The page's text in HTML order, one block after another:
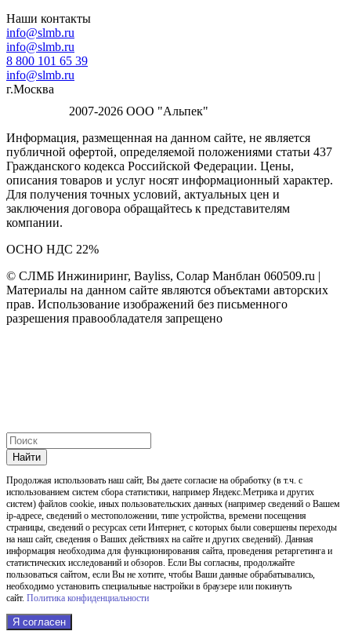
Наши контакты
info@slmb.ru
info@slmb.ru
8 800 101 65 39
info@slmb.ru
г.Москва
2007-2026 ООО "Альпек"
Информация, размещенная на данном сайте, не является
публичной офертой, определяемой положениями статьи 437
Гражданского кодекса Российской Федерации. Цены,
описания товаров и услуг носят информационный характер.
Для получения точных условий, актуальных цен и
заключения договора обращайтесь к представителям
компании.
ОСНО НДС 22%
© СЛМБ Инжиниринг, Bayliss, Солар Манблан 060509.ru |
Материалы на данном сайте являются объектами авторских
прав. Использование изображений без письменного
разрешения правообладателя запрещено
Найти
Продолжая использовать наш cайт, Вы даете согласие на обработку (в т.ч. с
использованием систем сбора статистики, например Яндекс.Метрика и других
систем) файлов cookie, иных пользовательских данных (например сведений о Вашем
ip-адресе, сведений о местоположении, типе устройства, времени посещения
страницы, сведений о ресурсах сети Интернет, с которых были совершены переходы
на наш сайт, сведения о Ваших действиях на сайте и других сведений). Данная
информация необходима для функционирования сайта, проведения ретаргетинга и
статистических исследований и обзоров. Если Вы согласны, продолжайте
пользоваться сайтом, если Вы не хотите, чтобы Ваши данные обрабатывались,
необходимо установить специальные настройки в браузере или покинуть
сайт. Политика конфиденциальности
Я согласен